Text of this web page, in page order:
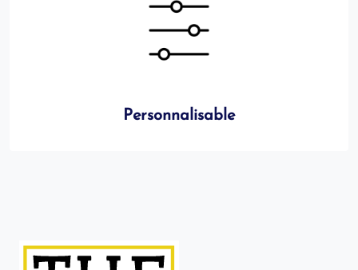
Personnalisable